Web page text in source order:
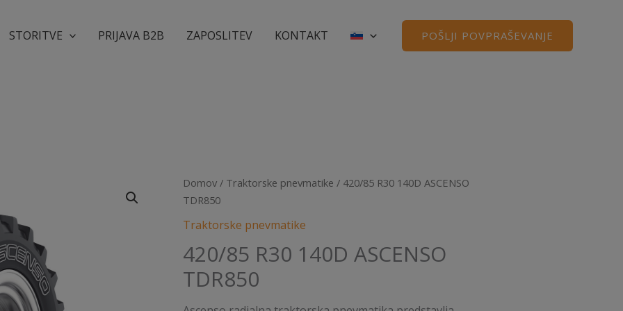
STORITVE PRIJAVA B2B ZAPOSLITEV KONTAKT POŠLJI POVPRAŠEVANJE
Domov / Traktorske pnevmatike / 420/85 R30 140D ASCENSO
TDR850
Traktorske pnevmatike
420/85 R30 140D ASCENSO
TDR850